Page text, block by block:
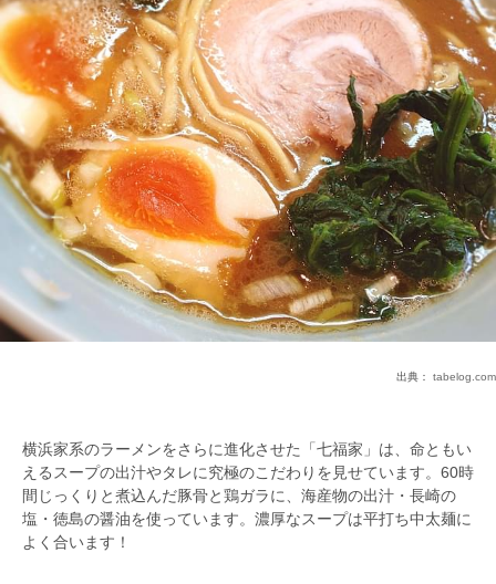
出典： tabelog.com
横浜家系のラーメンをさらに進化させた「七福家」は、命ともい
えるスープの出汁やタレに究極のこだわりを見せています。60時
間じっくりと煮込んだ豚骨と鶏ガラに、海産物の出汁・長崎の
塩・徳島の醤油を使っています。濃厚なスープは平打ち中太麺に
よく合います！